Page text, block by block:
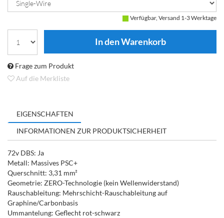
Verfügbar, Versand 1-3 Werktage
Frage zum Produkt
Auf die Merkliste
EIGENSCHAFTEN
INFORMATIONEN ZUR PRODUKTSICHERHEIT
72v DBS: Ja
Metall: Massives PSC+
Querschnitt: 3,31 mm²
Geometrie: ZERO-Technologie (kein Wellenwiderstand)
Rauschableitung: Mehrschicht-Rauschableitung auf
Graphine/Carbonbasis
Ummantelung: Geflecht rot-schwarz